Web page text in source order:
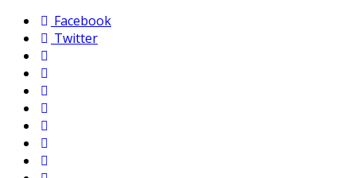
Facebook
Twitter